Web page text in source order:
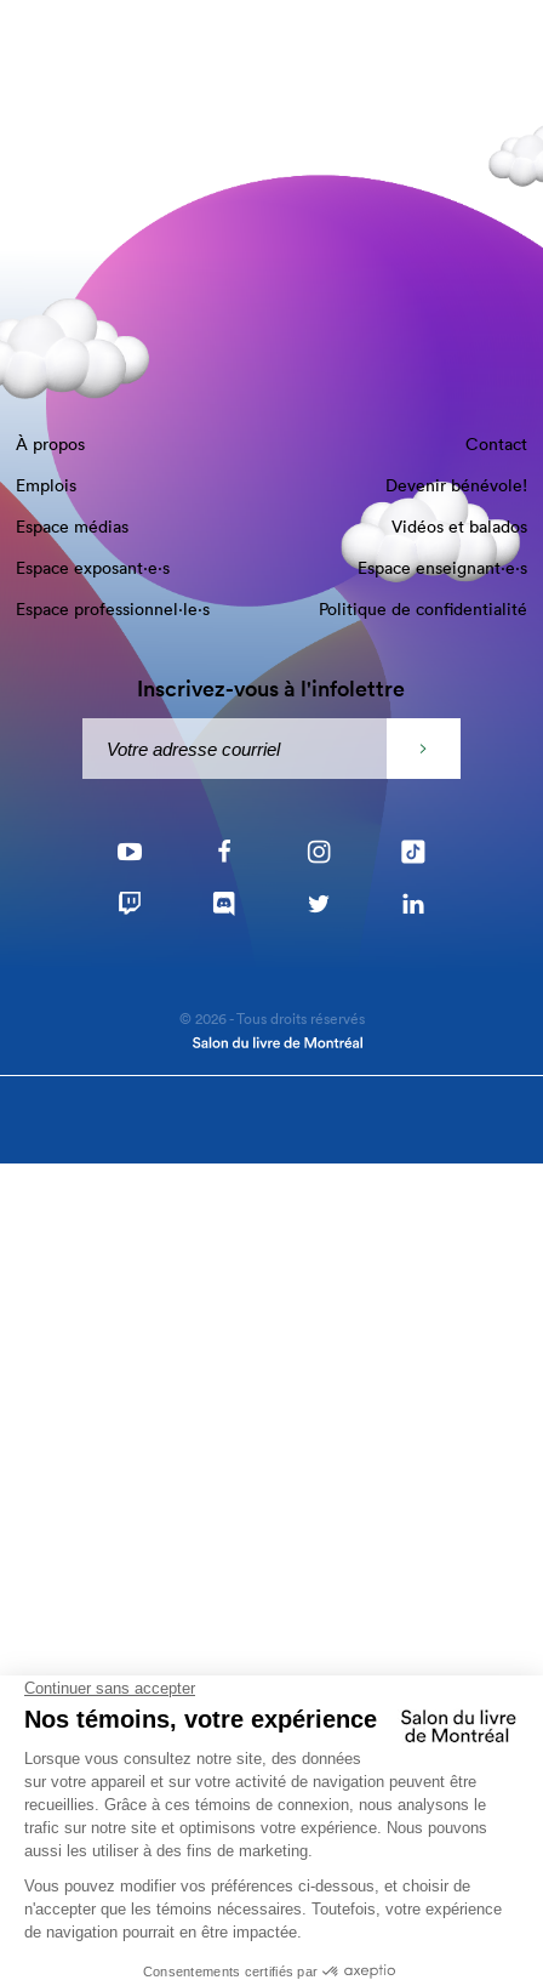
À propos
Contact
Emplois
Devenir bénévole!
Espace médias
Vidéos et balados
Espace exposant·e⋅s
Espace enseignant·e⋅s
Espace professionnel·le⋅s
Politique de confidentialité
Inscrivez-vous à l'infolettre
© 2026 - Tous droits réservés